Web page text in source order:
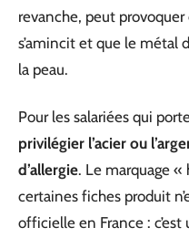
revanche, peut
s’amincit et que le métal
la peau.
Pour les salariées qui
privilégier l’acier ou
d’allergie. Le marquage
certaines fiches produit
officielle en France :